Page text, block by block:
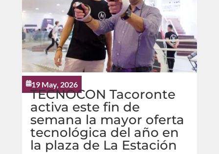
19 May, 2026
TECNOCON Tacoronte
activa este fin de
semana la mayor oferta
tecnológica del año en
la plaza de La Estación